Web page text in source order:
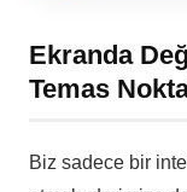
Ekranda
Temas
Biz sadece bir